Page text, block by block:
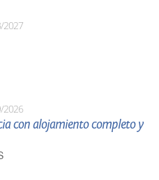
2027
2026
con alojamiento completo y